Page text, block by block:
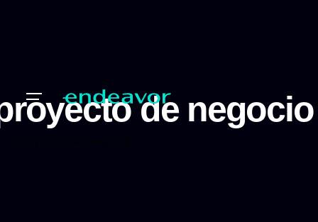
de negocio